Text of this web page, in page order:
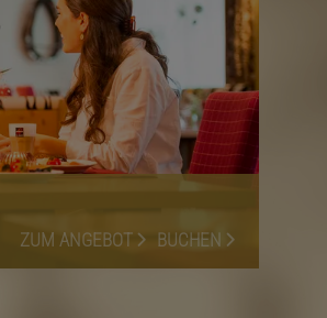
ZUM ANGEBOT BUCHEN